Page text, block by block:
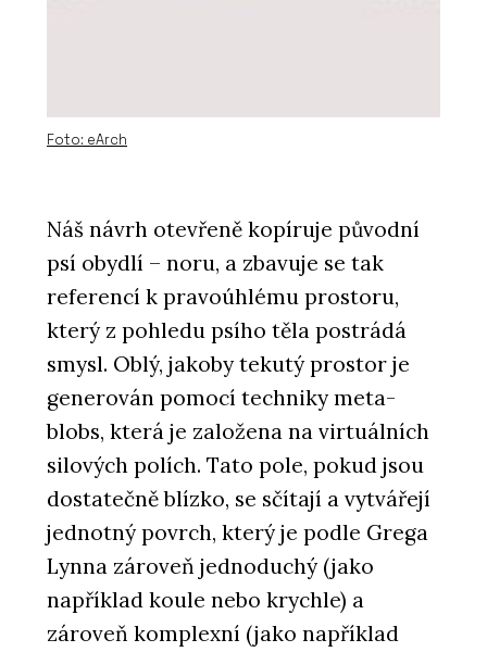
Foto: eArch
Náš návrh otevřeně kopíruje původní
psí obydlí – noru, a zbavuje se tak
referencí k pravoúhlému prostoru,
který z pohledu psího těla postrádá
smysl. Oblý, jakoby tekutý prostor je
generován pomocí techniky meta-
blobs, která je založena na virtuálních
silových polích. Tato pole, pokud jsou
dostatečně blízko, se sčítají a vytvářejí
jednotný povrch, který je podle Grega
Lynna zároveň jednoduchý (jako
například koule nebo krychle) a
zároveň komplexní (jako například